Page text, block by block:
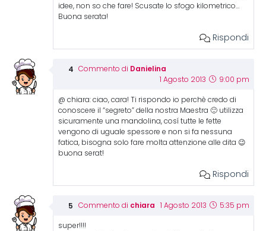
idee, non so che fare! Scusate lo sfogo kilometrico…
Buona serata!
Rispondi
Commento di Danielina
1 Agosto 2013 9:00 pm
@ chiara: ciao, cara! Ti rispondo io perchè credo di
conoscere il “segreto” della nostra Maestra 🙂 utilizza
sicuramente una mandolina, cosí tutte le fette
vengono di uguale spessore e non si fa nessuna
fatica, bisogna solo fare molta attenzione alle dita 😉
buona serat!
Rispondi
Commento di chiara 1 Agosto 2013 5:35 pm
super!!!!